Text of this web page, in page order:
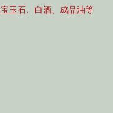
玉石、白酒、成品油等